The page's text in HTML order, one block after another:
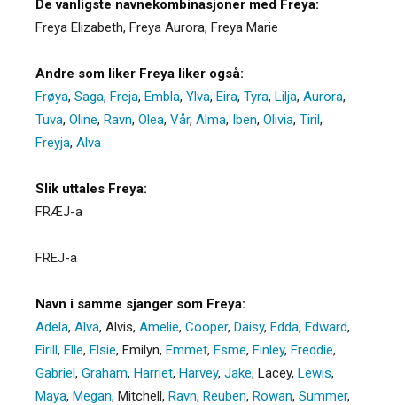
De vanligste navnekombinasjoner med Freya:
Freya Elizabeth, Freya Aurora, Freya Marie
Andre som liker Freya liker også:
Frøya, Saga, Freja, Embla, Ylva, Eira, Tyra, Lilja, Aurora,
Tuva, Oline, Ravn, Olea, Vår, Alma, Iben, Olivia, Tiril,
Freyja, Alva
Slik uttales Freya:
FRÆJ-a
FREJ-a
Navn i samme sjanger som Freya:
Adela, Alva, Alvis, Amelie, Cooper, Daisy, Edda, Edward,
Eirill, Elle, Elsie, Emilyn, Emmet, Esme, Finley, Freddie,
Gabriel, Graham, Harriet, Harvey, Jake, Lacey, Lewis,
Maya, Megan, Mitchell, Ravn, Reuben, Rowan, Summer,